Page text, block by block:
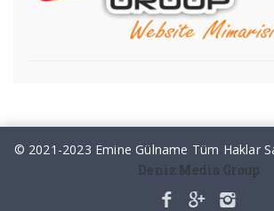
© 2021-2023 Emine Gülname Tüm Haklar
Deniz Media Group